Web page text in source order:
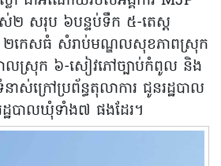
២ សរុប ៦បន្ទប់ទឹក ៥-តេស្ត
កេសធំ សំរាប់មណ្ឌលសុខភាពស្រុក
បាលស្រុក ៦-សៀវភៅច្បាប់កំពូល និង
ស់ក្រៅប្រព័ន្ធតុលាការ ជូនរដ្ឋបាល
ឋបាលឃុំទាំង៧ ផងដែរ។